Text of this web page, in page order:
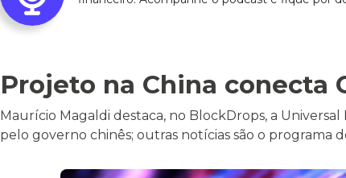
Projeto na China conecta
Maurício Magaldi destaca, no BlockDrops, a
pelo governo chinês; outras notícias são o programa